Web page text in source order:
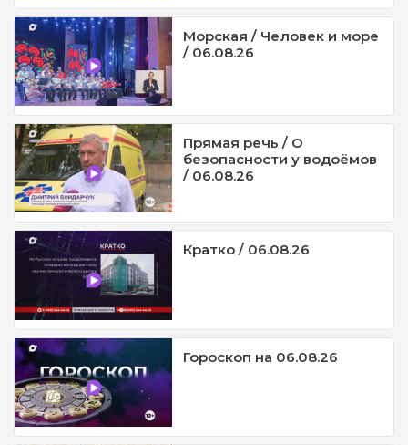
Морская / Человек и море
/ 06.08.26
Прямая речь / О
безопасности у водоёмов
/ 06.08.26
Кратко / 06.08.26
Гороскоп на 06.08.26